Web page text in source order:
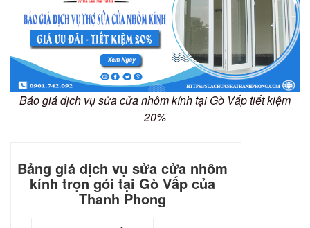
Báo giá dịch vụ sửa cửa nhôm kính tại Gò Vấp tiết kiệm
20%
Bảng giá dịch vụ sửa cửa nhôm
kính trọn gói tại Gò Vấp của
Thanh Phong